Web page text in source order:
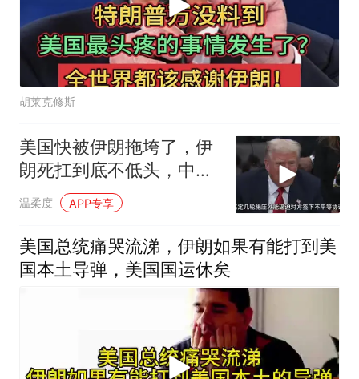
胡莱克修斯
美国快被伊朗拖垮了，伊
朗死扛到底不低头，中国
反而迎来新机遇？
温柔度 APP专享
美国总统痛哭流涕，伊朗如果有能打到美
国本土导弹，美国国运休矣